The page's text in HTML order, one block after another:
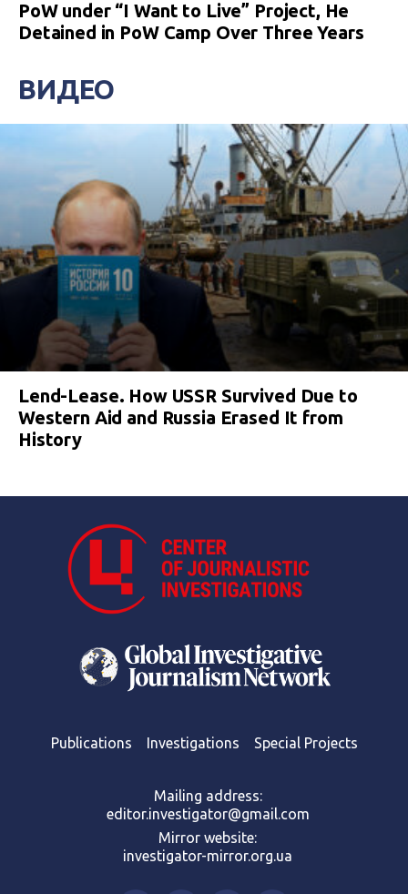
PoW under “I Want to Live” Project, He
Detained in PoW Camp Over Three Years
ВИДЕО
Lend-Lease. How USSR Survived Due to
Western Aid and Russia Erased It from
History
Publications Investigations Special Projects
Mailing address:
editor.investigator@gmail.com
Mirror website:
investigator-mirror.org.ua